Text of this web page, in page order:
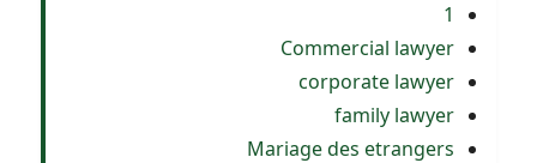
1
Commercial lawyer
corporate lawyer
family lawyer
Mariage des etrangers